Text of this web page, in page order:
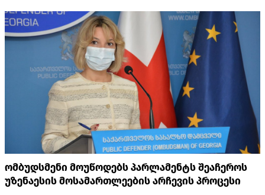
ომბუდსმენი მოუწოდებს პარლამენტს შეაჩეროს
უზენაესის მოსამართლეების არჩევის პროცესი